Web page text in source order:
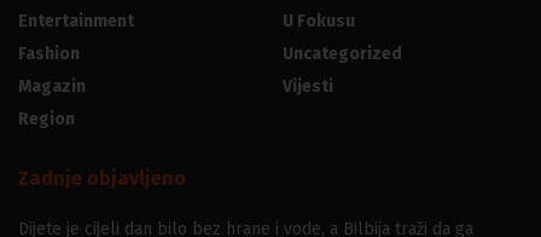
Entertainment
Fashion
Magazin
Region
U Fokusu
Uncategorized
Vijesti
Zadnje objavljeno
Dijete je cijeli dan bilo bez hrane i vode, a Bilbija traži da ga